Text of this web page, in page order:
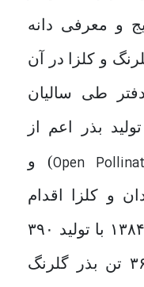
و معرفی دانه
و کلزا در آن
طی سالیان
بذر اعم از
Open) و
و کلزا اقدام
نموده است و در سال های ۱۳۸۴ با تولید ۳۹۰
تن بذر کلزا استاندارد و ۳۶۰ تن بذر گلرنگ